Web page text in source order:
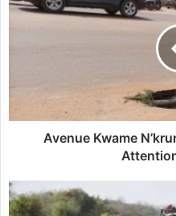
a
’
k
Avenue Kwame
B
u